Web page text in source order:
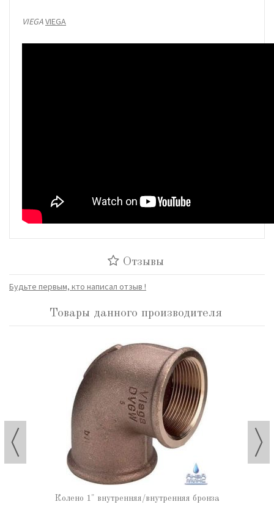
VIEGAVIEGA
Отзывы
Будьте первым, кто написал отзыв !
Товары данного производителя
Колено 1" внутренняя/внутренняя бронза